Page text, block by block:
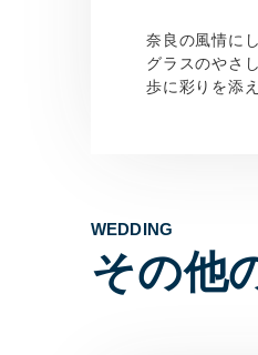
奈良の風情に
グラスのやさ
歩に彩りを添
WEDDING
その他